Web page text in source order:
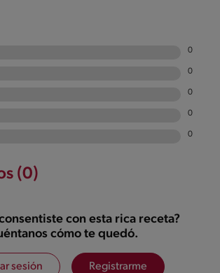
0
0
0
0
0
(0)
con esta rica receta?
cómo te quedó.
sesión Registrarme